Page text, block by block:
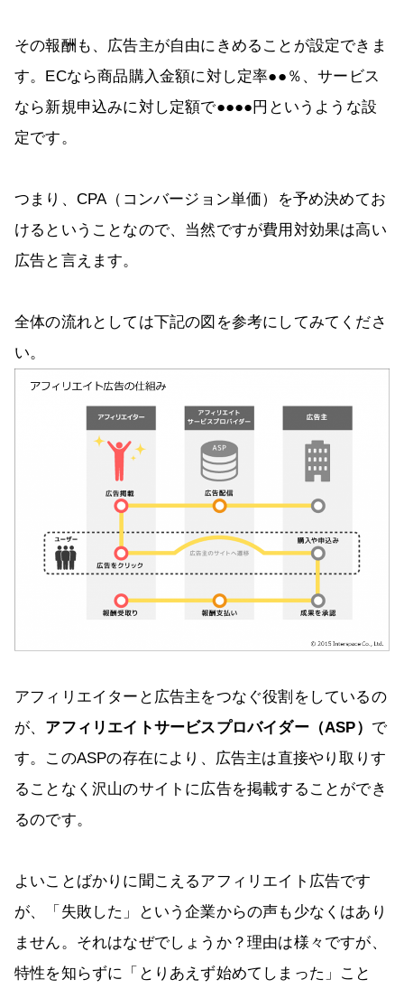
その報酬も、広告主が自由にきめることが設定できま
す。ECなら商品購入金額に対し定率●●％、サービス
なら新規申込みに対し定額で●●●●円というような設
定です。
つまり、CPA（コンバージョン単価）を予め決めてお
けるということなので、当然ですが費用対効果は高い
広告と言えます。
全体の流れとしては下記の図を参考にしてみてくださ
い。
アフィリエイターと広告主をつなぐ役割をしているの
が、 アフィリエイトサービスプロバイダー（ASP） で
す。このASPの存在により、広告主は直接やり取りす
ることなく沢山のサイトに広告を掲載することができ
るのです。
よいことばかりに聞こえるアフィリエイト広告です
が、「失敗した」という企業からの声も少なくはあり
ません。それはなぜでしょうか？理由は様々ですが、
特性を知らずに「とりあえず始めてしまった」こと